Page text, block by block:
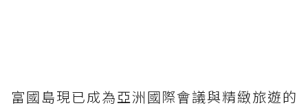
富國島現已成為亞洲國際會議與精緻旅遊的